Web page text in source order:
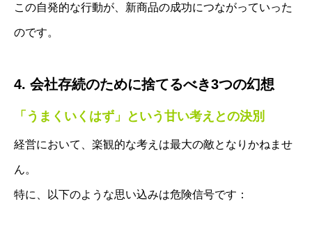
この自発的な行動が、新商品の成功につながっていった
のです。
4. 会社存続のために捨てるべき3つの幻想
「うまくいくはず」という甘い考えとの決別
経営において、楽観的な考えは最大の敵となりかねませ
ん。
特に、以下のような思い込みは危険信号です：